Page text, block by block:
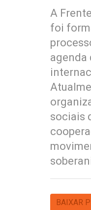
A
foi
agenda
sociais
BAIXAR